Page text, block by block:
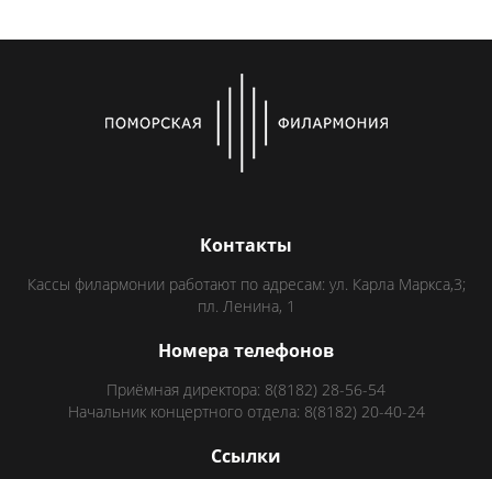
Контакты
Кассы филармонии работают по адресам: ул. Карла Маркса,3;
пл. Ленина, 1
Номера телефонов
Приёмная директора: 8(8182) 28-56-54
Начальник концертного отдела: 8(8182) 20-40-24
Ссылки